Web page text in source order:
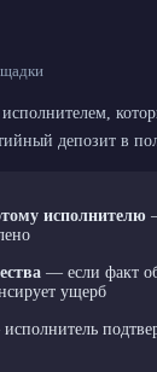
депозит в
исполнителю
— если факт
ущерб